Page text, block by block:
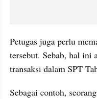
Petugas juga perlu
tersebut. Sebab, hal ini
transaksi dalam SPT
Sebagai contoh,